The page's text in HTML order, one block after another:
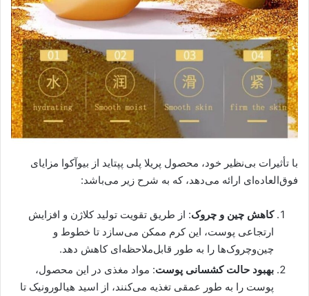
با تأثیرات بی‌نظیر خود، محصول پریلا پلی پپتاید از بیوآکوا مزایای
فوق‌العاده‌ای ارائه می‌دهد، که به شرح زیر می‌باشد:
کاهش چین و چروک: از طریق تقویت تولید کلاژن و افزایش
ارتجاعی پوست، این کرم ممکن می‌سازد تا خطوط و
چین‌وچروک‌ها را به طور قابل‌ملاحظه‌ای کاهش دهد.
بهبود حالت کشسانی پوست: مواد مغذی در این محصول،
پوست را به طور عمقی تغذیه می‌کنند، از اسید هیالورونیک تا